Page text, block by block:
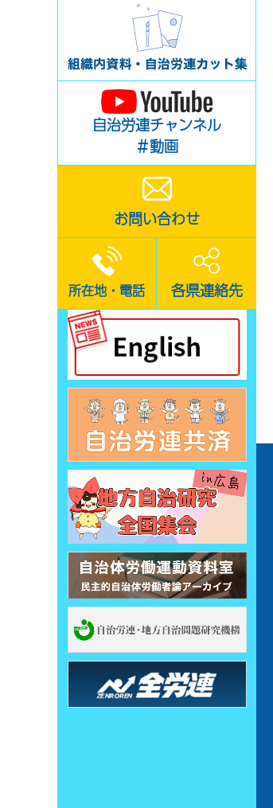
自治労連チャンネル
＃動画
お問い合わせ
所在地・電話 各県連絡先